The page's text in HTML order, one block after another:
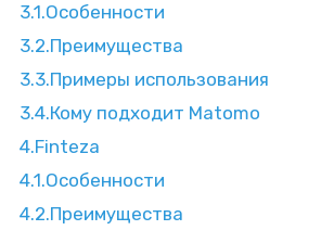
3.1.Особенности
3.2.Преимущества
3.3.Примеры использования
3.4.Кому подходит Matomo
4.Finteza
4.1.Особенности
4.2.Преимущества